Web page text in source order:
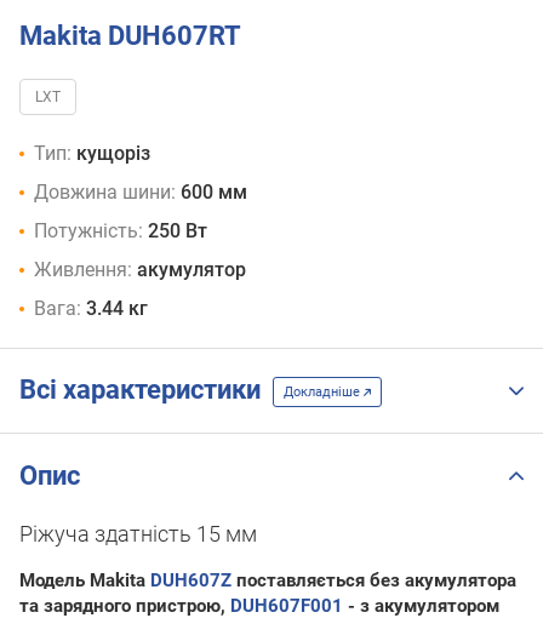
1
Makita DUH607RT
LXT
Тип: кущоріз
Довжина шини: 600 мм
Потужність: 250 Вт
Живлення: акумулятор
Вага: 3.44 кг
Всі характеристики Докладніше
Опис
Ріжуча здатність 15 мм
Модель Makita DUH607Z поставляється без акумулятора
та зарядного пристрою, DUH607F001 - з акумулятором